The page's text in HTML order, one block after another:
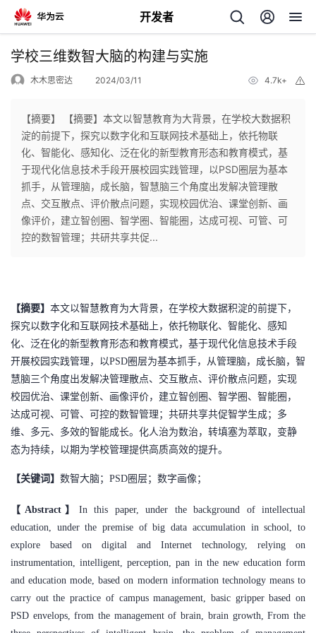
开发者
返
个
人
主
我
的
发
者
我
的
博
客
我
的
论
坛
我
的
圈
子
我
的
直
播
我
的
活
动
我
的
关
我
的
我
学校三维数智大脑的构建与实施
木木思密达 2024/03/11 4.7k+
【摘要】 【摘要】本文以智慧教育为大背景，在学校大数据积
淀的前提下，探究以数字化和互联网技术基础上，依托物联
化、智能化、感知化、泛在化的新型教育形态和教育模式，基
于现代化信息技术手段开展校园实践管理，以PSD圈层为基本
抓手，从管理脑，成长脑，智慧脑三个角度出发解决管理散
点、交互散点、评价散点问题，实现校园优治、课堂创新、画
像评价，建立智创圈、智学圈、智能圈，达成可视、可管、可
控的数智管理；共研共享共促...
【摘要】 本文以智慧教育为大背景，在学校大数据积淀的前提下，
探究以数字化和互联网技术基础上，依托物联化、智能化、感知
化、泛在化的新型教育形态和教育模式，基于现代化信息技术手段
开展校园实践管理，以PSD圈层为基本抓手，从管理脑，成长脑，智
慧脑三个角度出发解决管理散点、交互散点、评价散点问题，实现
校园优治、课堂创新、画像评价，建立智创圈、智学圈、智能圈，
达成可视、可管、可控的数智管理；共研共享共促智学生成；多
维、多元、多效的智能成长。化人治为数治，转填塞为萃取，变静
态为持续，以期为学校管理提供高质高效的提升。
【关键词】 数智大脑； PSD圈层；数字画像；
【 Abstract】 In this paper, under the background of intellectual
education, under the premise of big data accumulation in school, to
explore based on digital and Internet technology, relying on
instrumentation, intelligent, perception, pan in the new education form
and education mode, based on modern information technology means to
carry out the practice of campus management, basic gripper based on
PSD envelops, from the management of brain, brain growth, From the